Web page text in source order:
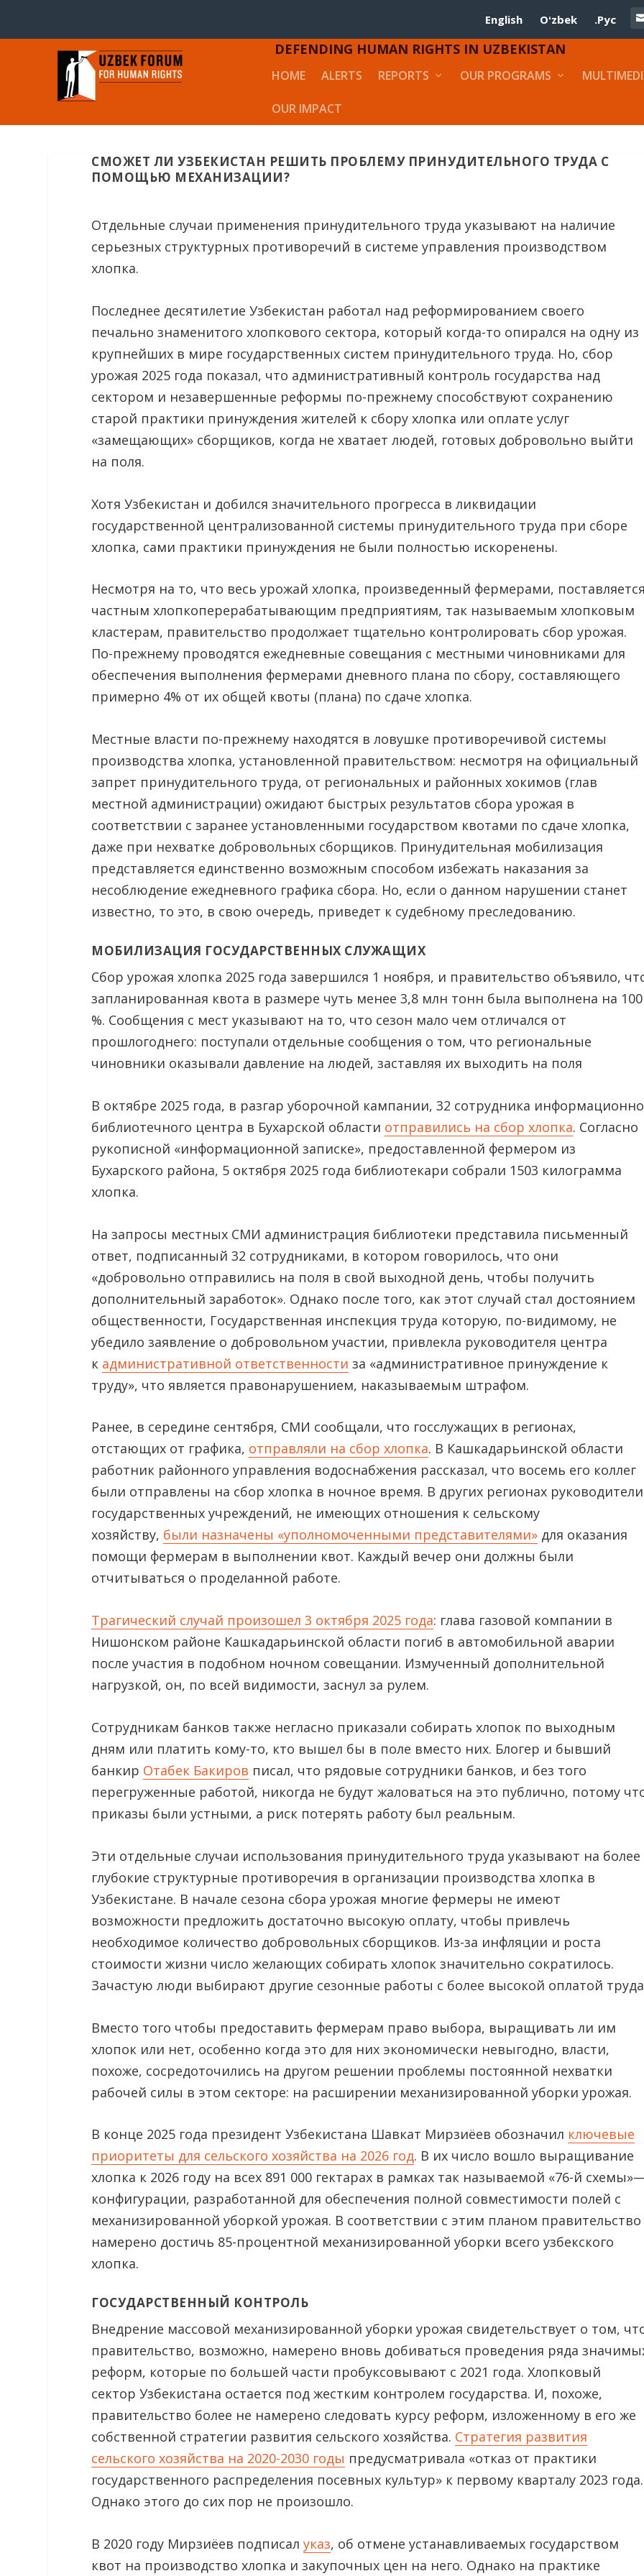
English Oʻzbek .Рус
DEFENDING HUMAN RIGHTS IN UZBEKISTAN
HOME ALERTS REPORTS OUR PROGRAMS
OUR IMPACT
СМОЖЕТ ЛИ УЗБЕКИСТАН РЕШИТЬ ПРОБЛЕМУ ПРИНУДИТЕЛЬНОГО ТРУДА С
ПОМОЩЬЮ МЕХАНИЗАЦИИ?
Отдельные случаи применения принудительного труда указывают на наличие
серьезных структурных противоречий в системе управления производством
хлопка.
Последнее десятилетие Узбекистан работал над реформированием своего
печально знаменитого хлопкового сектора, который когда-то опирался на одну из
крупнейших в мире государственных систем принудительного труда. Но, сбор
урожая 2025 года показал, что административный контроль государства над
сектором и незавершенные реформы по-прежнему способствуют сохранению
старой практики принуждения жителей к сбору хлопка или оплате услуг
«замещающих» сборщиков, когда не хватает людей, готовых добровольно выйти
на поля.
Хотя Узбекистан и добился значительного прогресса в ликвидации
государственной централизованной системы принудительного труда при сборе
хлопка, сами практики принуждения не были полностью искоренены.
Несмотря на то, что весь урожай хлопка, произведенный фермерами,
частным хлопкоперерабатывающим предприятиям, так называемым хлопковым
кластерам, правительство продолжает тщательно контролировать сбор урожая.
По-прежнему проводятся ежедневные совещания с местными чиновниками для
обеспечения выполнения фермерами дневного плана по сбору, составляющего
примерно 4% от их общей квоты (плана) по сдаче хлопка.
Местные власти по-прежнему находятся в ловушке противоречивой системы
производства хлопка, установленной правительством: несмотря на официальный
запрет принудительного труда, от региональных и районных хокимов (глав
местной администрации) ожидают быстрых результатов сбора урожая в
соответствии с заранее установленными государством квотами по сдаче хлопка,
даже при нехватке добровольных сборщиков. Принудительная мобилизация
представляется единственно возможным способом избежать наказания за
несоблюдение ежедневного графика сбора. Но, если о данном нарушении станет
известно, то это, в свою очередь, приведет к судебному преследованию.
МОБИЛИЗАЦИЯ ГОСУДАРСТВЕННЫХ СЛУЖАЩИХ
Сбор урожая хлопка 2025 года завершился 1 ноября, и правительство объявило,
запланированная квота в размере чуть менее 3,8 млн тонн была выполнена на 100
%. Сообщения с мест указывают на то, что сезон мало чем отличался от
прошлогоднего: поступали отдельные сообщения о том, что региональные
чиновники оказывали давление на людей, заставляя их выходить на поля
В октябре 2025 года, в разгар уборочной кампании, 32 сотрудника
библиотечного центра в Бухарской области отправились на сбор хлопка. Согласно
рукописной «информационной записке», предоставленной фермером из
Бухарского района, 5 октября 2025 года библиотекари собрали 1503 килограмма
хлопка.
На запросы местных СМИ администрация библиотеки представила письменный
ответ, подписанный 32 сотрудниками, в котором говорилось, что они
«добровольно отправились на поля в свой выходной день, чтобы получить
дополнительный заработок». Однако после того, как этот случай стал достоянием
общественности, Государственная инспекция труда которую, по-видимому, не
убедило заявление о добровольном участии, привлекла руководителя центра
к административной ответственности за «административное принуждение к
труду», что является правонарушением, наказываемым штрафом.
Ранее, в середине сентября, СМИ сообщали, что госслужащих в регионах,
отстающих от графика, отправляли на сбор хлопка. В Кашкадарьинской области
работник районного управления водоснабжения рассказал, что восемь его коллег
были отправлены на сбор хлопка в ночное время. В других регионах руководители
государственных учреждений, не имеющих отношения к сельскому
хозяйству, были назначены «уполномоченными представителями» для оказания
помощи фермерам в выполнении квот. Каждый вечер они должны были
отчитываться о проделанной работе.
Трагический случай произошел 3 октября 2025 года: глава газовой компании в
Нишонском районе Кашкадарьинской области погиб в автомобильной аварии
после участия в подобном ночном совещании. Измученный дополнительной
нагрузкой, он, по всей видимости, заснул за рулем.
Сотрудникам банков также негласно приказали собирать хлопок по выходным
дням или платить кому-то, кто вышел бы в поле вместо них. Блогер и бывший
банкир Отабек Бакиров писал, что рядовые сотрудники банков, и без того
перегруженные работой, никогда не будут жаловаться на это публично, потому
приказы были устными, а риск потерять работу был реальным.
Эти отдельные случаи использования принудительного труда указывают на более
глубокие структурные противоречия в организации производства хлопка в
Узбекистане. В начале сезона сбора урожая многие фермеры не имеют
возможности предложить достаточно высокую оплату, чтобы привлечь
необходимое количество добровольных сборщиков. Из-за инфляции и роста
стоимости жизни число желающих собирать хлопок значительно сократилось.
Зачастую люди выбирают другие сезонные работы с более высокой оплатой
Вместо того чтобы предоставить фермерам право выбора, выращивать ли им
хлопок или нет, особенно когда это для них экономически невыгодно, власти,
похоже, сосредоточились на другом решении проблемы постоянной нехватки
рабочей силы в этом секторе: на расширении механизированной уборки урожая.
В конце 2025 года президент Узбекистана Шавкат Мирзиёев обозначил ключевые
приоритеты для сельского хозяйства на 2026 год. В их число вошло выращивание
хлопка к 2026 году на всех 891 000 гектарах в рамках так называемой «76-й
конфигурации, разработанной для обеспечения полной совместимости полей с
механизированной уборкой урожая. В соответствии с этим планом правительство
намерено достичь 85-процентной механизированной уборки всего узбекского
хлопка.
ГОСУДАРСТВЕННЫЙ КОНТРОЛЬ
Внедрение массовой механизированной уборки урожая свидетельствует о том,
правительство, возможно, намерено вновь добиваться проведения ряда
реформ, которые по большей части пробуксовывают с 2021 года. Хлопковый
сектор Узбекистана остается под жестким контролем государства. И, похоже,
правительство более не намерено следовать курсу реформ, изложенному в его же
собственной стратегии развития сельского хозяйства. Стратегия развития
сельского хозяйства на 2020-2030 годы предусматривала «отказ от практики
государственного распределения посевных культур» к первому кварталу 2023 года.
Однако этого до сих пор не произошло.
В 2020 году Мирзиёев подписалуказ, об отмене устанавливаемых государством
квот на производство хлопка и закупочных цен на него. Однако на практике